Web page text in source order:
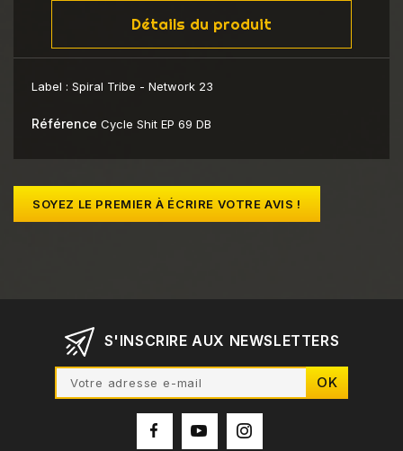
Détails du produit
Label : Spiral Tribe - Network 23
Référence Cycle Shit EP 69 DB
SOYEZ LE PREMIER À ÉCRIRE VOTRE AVIS !
S'INSCRIRE AUX NEWSLETTERS